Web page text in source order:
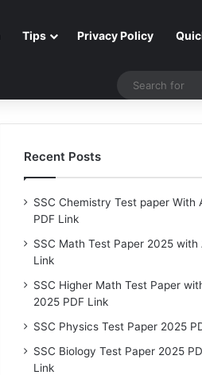
Tips Privacy Policy
Recent Posts
SSC Chemistry Test paper With
PDF Link
SSC Math Test Paper 2025 with
Link
SSC Higher Math Test Paper
2025 PDF Link
SSC Physics Test Paper 2025
SSC Biology Test Paper 2025
Link